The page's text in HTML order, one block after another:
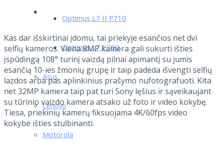
Optimus L7 II P710
Optimus L7 P700
Asus
Lenovo
Motorola
Kas dar išskirtinai įdomu, tai priekyje esančios net dvi
selfių kameros. Viena 8MP kamera gali sukurti išties
įspūdingą 108° turinį vaizdą pilnai apimantį su jumis
esančią 10-ies žmonių grupę ir taip padeda išvengti selfių
lazdos arba pas aplinkinius prašymo nufotografuoti. Kita
net 32MP kamera taip pat turi Sony lęšius ir sąveikaujant
su tūrinio vaizdo kamera atsako už foto ir video kokybę.
Tiesa, priekinių kamerų fiksuojama 4K/60fps video
kokybė išties stulbinanti.